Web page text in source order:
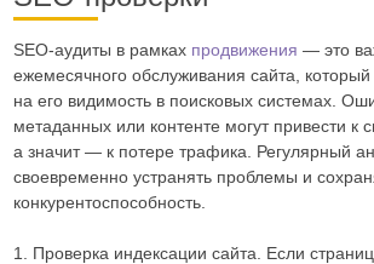
SEO-аудиты в рамках продвижения — это
ежемесячного обслуживания сайта,
на его видимость в поисковых системах.
метаданных или контенте могут привести к
а значит — к потере трафика. Регулярный
своевременно устранять проблемы и
конкурентоспособность.
1. Проверка индексации сайта. Если